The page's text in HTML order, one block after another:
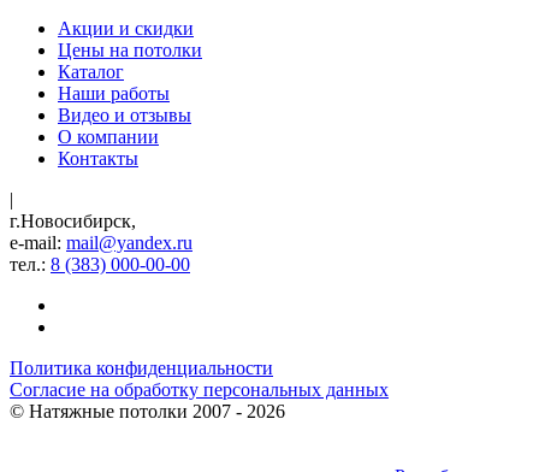
Акции и скидки
Цены на потолки
Каталог
Наши работы
Видео и отзывы
О компании
Контакты
|
г.Новосибирск,
e-mail: mail@yandex.ru
тел.: 8 (383) 000-00-00
Политика конфиденциальности
Согласие на обработку персональных данных
© Натяжные потолки 2007 - 2026